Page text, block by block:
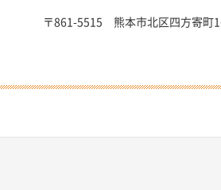
〒861-5515 熊本市北区四方寄町